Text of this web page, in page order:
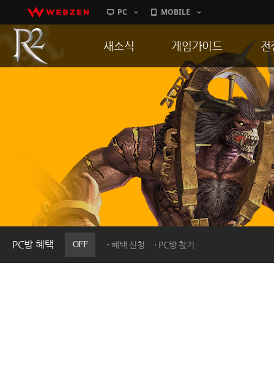
PC MOBILE
PC방 혜택 OFF 혜택 신청 PC방 찾기
새소식
이벤트
히스토리
PC방으로간다
게임가이드
게임 특징
서버가이드
신병훈련소
세부가이드
통합보급센터
전
통
공